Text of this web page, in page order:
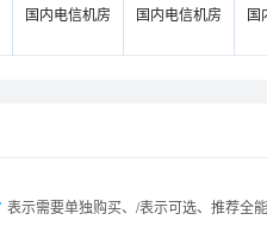
国内电信机房 国内电信机房 国
表示需要单独购买、/表示可选、推荐全